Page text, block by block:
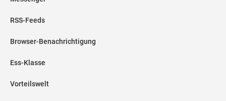
RSS-Feeds
Browser-Benachrichtigung
Ess-Klasse
Vorteilswelt